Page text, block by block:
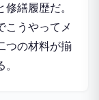
繕履歴だ。
こうやってメ
つの材料が揃